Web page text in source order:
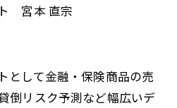
宮本 直宗
として金融・保険商品の売
倒リスク予測など幅広いデ